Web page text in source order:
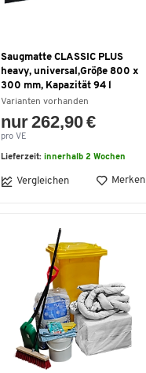
Saugmatte CLASSIC PLUS
heavy, universal,Größe 800 x
300 mm, Kapazität 94 l
Varianten vorhanden
nur 262,90 €
pro VE
Lieferzeit: innerhalb 2 Wochen
Vergleichen Merken